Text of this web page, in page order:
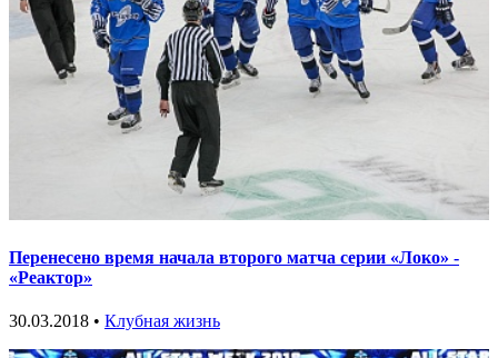
Перенесено время начала второго матча серии «Локо» -
«Реактор»
30.03.2018 • Клубная жизнь